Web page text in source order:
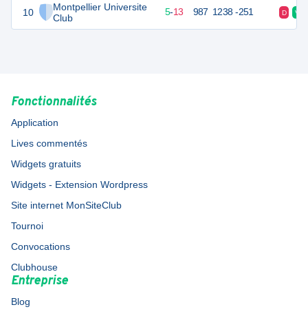
10
Montpellier Universite
Club
23 18 5-13 987 1238 -251 D V
Fonctionnalités
Application
Lives commentés
Widgets gratuits
Widgets - Extension Wordpress
Site internet MonSiteClub
Tournoi
Convocations
Clubhouse
Entreprise
Blog